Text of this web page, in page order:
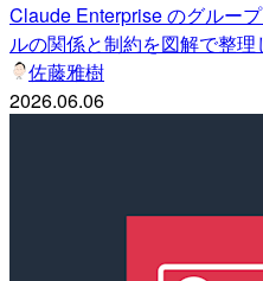
Claude Enterprise のグルー
ルの関係と制約を図解で整理
佐藤雅樹
2026.06.06